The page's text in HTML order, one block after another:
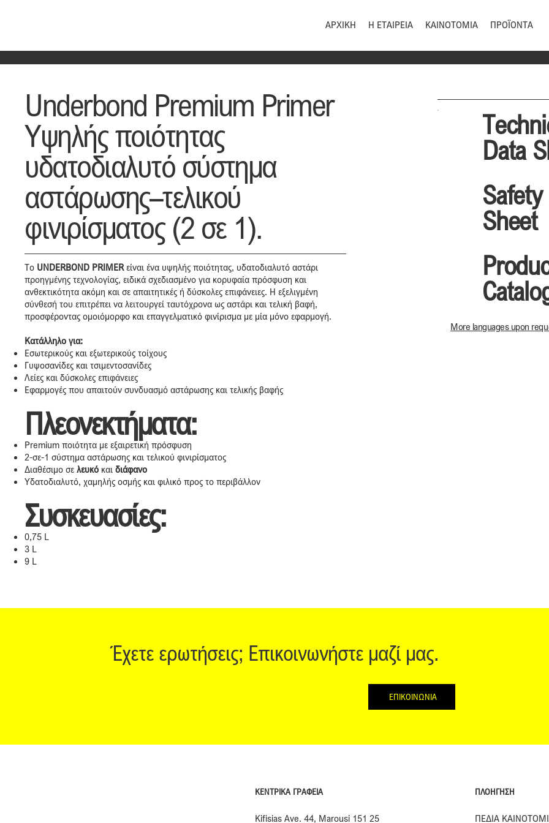
ΑΡΧΙΚΗ Η ΕΤΑΙΡΕΙΑ ΚΑΙΝΟΤΟΜΙΑ ΠΡΟΪΟΝΤΑ
Underbond Premium Primer
Υψηλής ποιότητας
υδατοδιαλυτό σύστημα
αστάρωσης–τελικού
φινιρίσματος (2 σε 1).
Το UNDERBOND PRIMERείναι ένα υψηλής ποιότητας, υδατοδιαλυτό αστάρι
προηγμένης τεχνολογίας, ειδικά σχεδιασμένο για κορυφαία πρόσφυση και
ανθεκτικότητα ακόμη και σε απαιτητικές ή δύσκολες επιφάνειες. Η εξελιγμένη
σύνθεσή του επιτρέπει να λειτουργεί ταυτόχρονα ως αστάρι και τελική βαφή,
προσφέροντας ομοιόμορφο και επαγγελματικό φινίρισμα με μία μόνο εφαρμογή.
Κατάλληλο για:
Εσωτερικούς και εξωτερικούς τοίχους
Γυψοσανίδες και τσιμεντοσανίδες
Λείες και δύσκολες επιφάνειες
Εφαρμογές που απαιτούν συνδυασμό αστάρωσης και τελικής βαφής
Πλεονεκτήματα:
Premium ποιότητα με εξαιρετική πρόσφυση
2-σε-1 σύστημα αστάρωσης και τελικού φινιρίσματος
Διαθέσιμο σελευκό καιδιάφανο
Υδατοδιαλυτό, χαμηλής οσμής και φιλικό προς το περιβάλλον
Συσκευασίες:
0,75 L
3 L
9 L
Data
Safety
Sheet
More languages upon
Έχετε ερωτήσεις; Επικοινωνήστε μαζί μας.
ΕΠΙΚΟΙΝΩΝΙΑ
ΚΕΝΤΡΙΚΑ ΓΡΑΦΕΙΑ
Kifisias Ave. 44, Marousi 151 25
ΠΛΟΗΓΗΣΗ
ΠΕΔΙΑ